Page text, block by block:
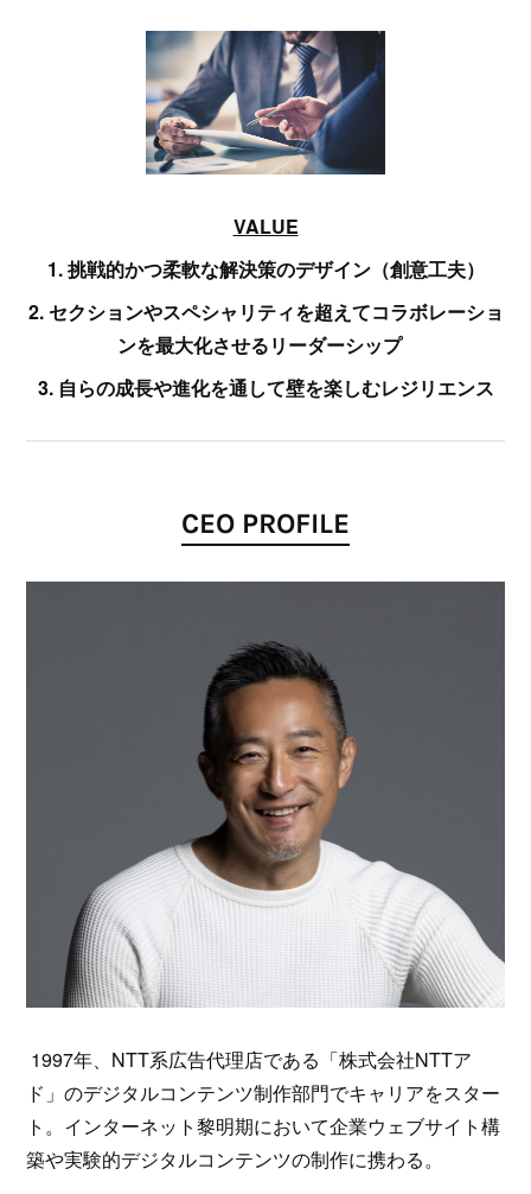
VALUE
1. 挑戦的かつ柔軟な解決策のデザイン（創意工夫）
2. セクションやスペシャリティを超えてコラボレーショ
ンを最大化させるリーダーシップ
3. 自らの成長や進化を通して壁を楽しむレジリエンス
CEO PROFILE
1997年、NTT系広告代理店である「株式会社NTTア
ド」のデジタルコンテンツ制作部門でキャリアをスター
ト。インターネット黎明期において企業ウェブサイト構
築や実験的デジタルコンテンツの制作に携わる。